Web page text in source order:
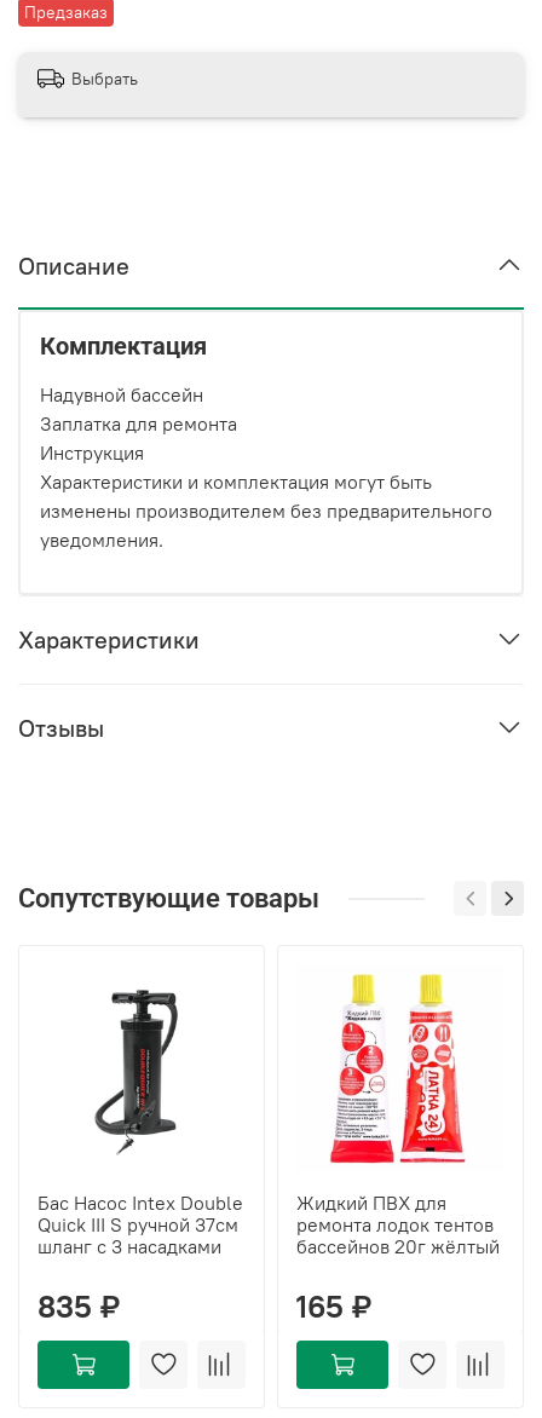
Предзаказ
Выбрать
Описание
Комплектация
Надувной бассейн
Заплатка для ремонта
Инструкция
Характеристики и комплектация могут быть
изменены производителем без предварительного
уведомления.
Характеристики
Отзывы
Сопутствующие товары
Бас Насос Intex Double
Quick III S ручной 37см
шланг с 3 насадками
835 ₽
Жидкий ПВХ для
ремонта лодок тентов
бассейнов 20г жёлтый
165 ₽